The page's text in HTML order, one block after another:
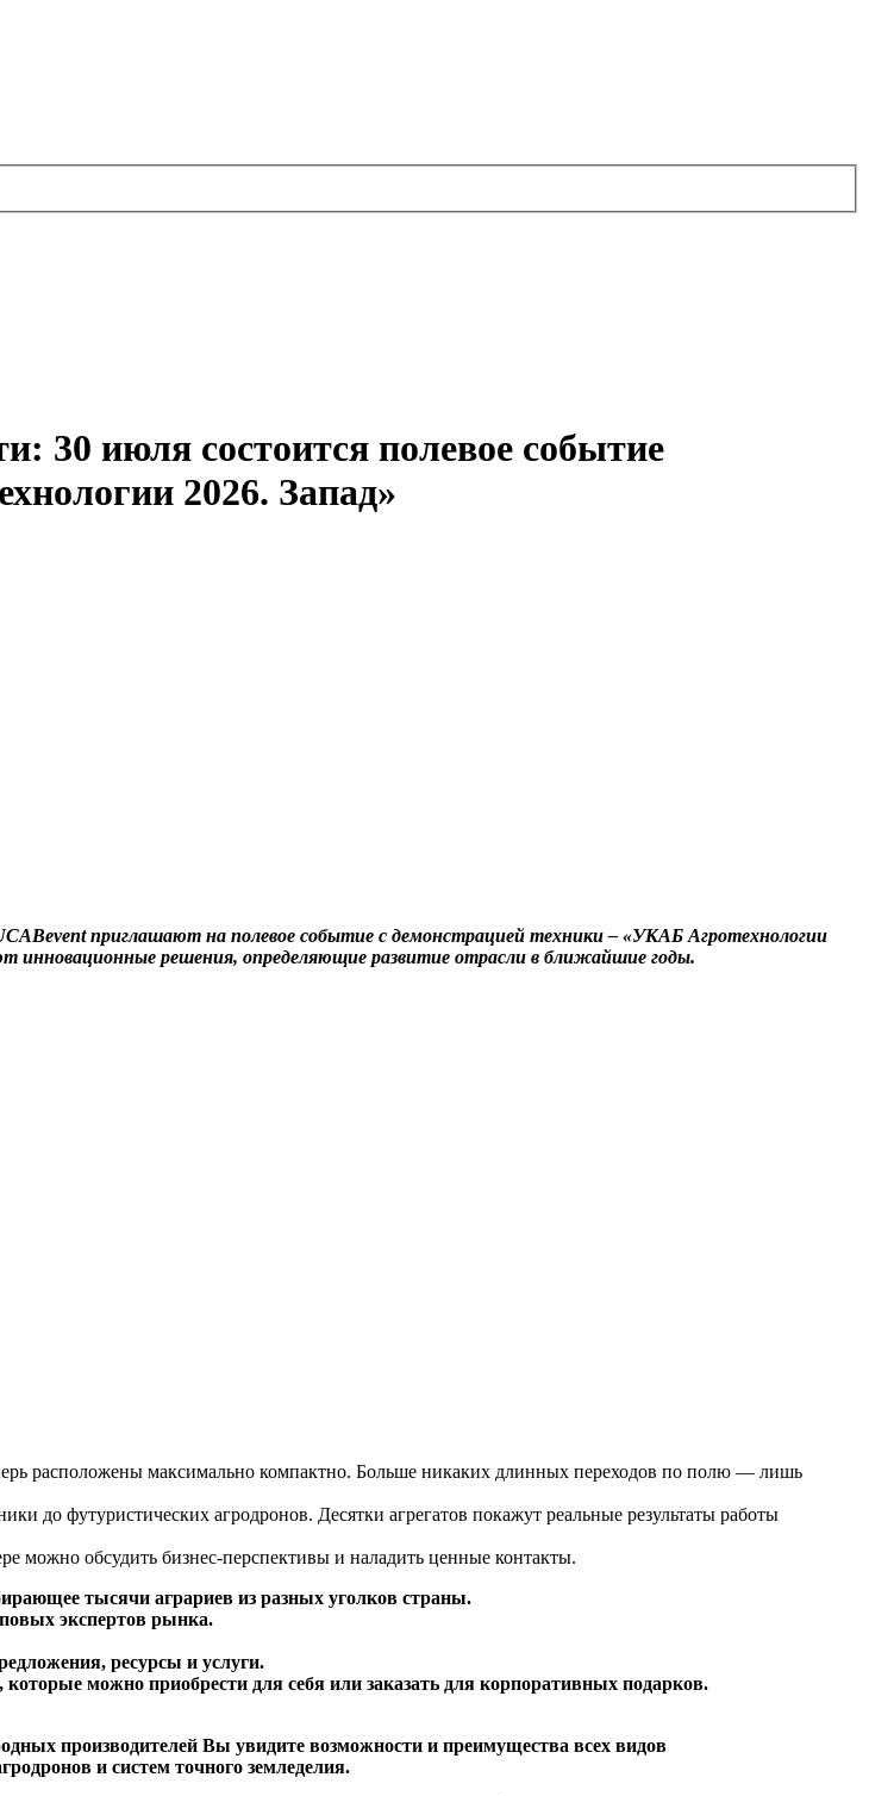
30 июля состоится полевое событие
2026. Запад»
приглашают на полевое событие с демонстрацией техники – «УКАБ Агротехнологии
инновационные решения, определяющие развитие отрасли в ближайшие годы.
расположены максимально компактно. Больше никаких длинных переходов по полю — лишь
до футуристических агродронов. Десятки агрегатов покажут реальные результаты работы
можно обсудить бизнес-перспективы и наладить ценные контакты.
тысячи аграриев из разных уголков страны.
экспертов рынка.
ресурсы и услуги.
можно приобрести для себя или заказать для корпоративных подарков.
производителей Вы увидите возможности и преимущества всех видов
и систем точного земледелия.